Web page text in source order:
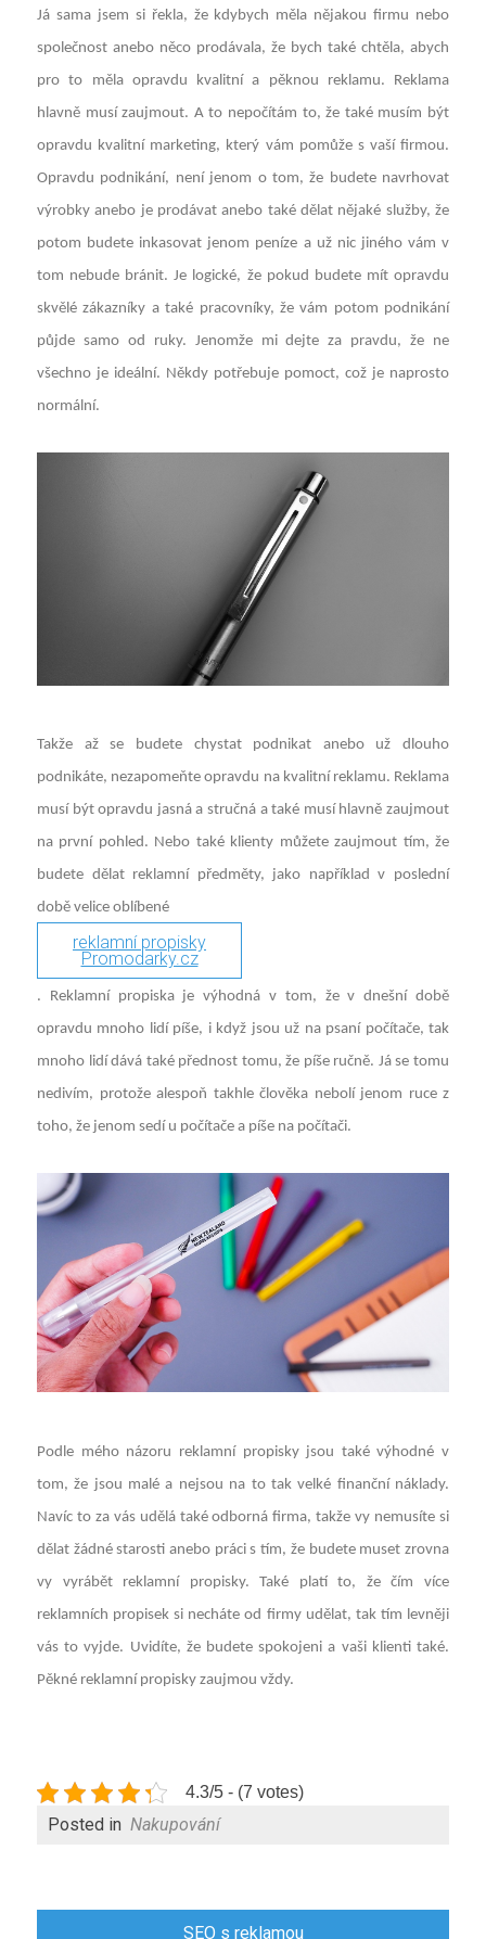
Já sama jsem si řekla, že kdybych měla nějakou firmu nebo
společnost anebo něco prodávala, že bych také chtěla, abych
pro to měla opravdu kvalitní a pěknou reklamu. Reklama
hlavně musí zaujmout. A to nepočítám to, že také musím být
opravdu kvalitní marketing, který vám pomůže s vaší firmou.
Opravdu podnikání, není jenom o tom, že budete navrhovat
výrobky anebo je prodávat anebo také dělat nějaké služby, že
potom budete inkasovat jenom peníze a už nic jiného vám v
tom nebude bránit. Je logické, že pokud budete mít opravdu
skvělé zákazníky a také pracovníky, že vám potom podnikání
půjde samo od ruky. Jenomže mi dejte za pravdu, že ne
všechno je ideální. Někdy potřebuje pomoct, což je naprosto
normální.
Takže až se budete chystat podnikat anebo už dlouho
podnikáte, nezapomeňte opravdu na kvalitní reklamu. Reklama
musí být opravdu jasná a stručná a také musí hlavně zaujmout
na první pohled. Nebo také klienty můžete zaujmout tím, že
budete dělat reklamní předměty, jako například v poslední
době velice oblíbené
reklamní propisky
Promodarky.cz
. Reklamní propiska je výhodná v tom, že v dnešní době
opravdu mnoho lidí píše, i když jsou už na psaní počítače, tak
mnoho lidí dává také přednost tomu, že píše ručně. Já se tomu
nedivím, protože alespoň takhle člověka nebolí jenom ruce z
toho, že jenom sedí u počítače a píše na počítači.
Podle mého názoru reklamní propisky jsou také výhodné v
tom, že jsou malé a nejsou na to tak velké finanční náklady.
Navíc to za vás udělá také odborná firma, takže vy nemusíte si
dělat žádné starosti anebo práci s tím, že budete muset zrovna
vy vyrábět reklamní propisky. Také platí to, že čím více
reklamních propisek si necháte od firmy udělat, tak tím levněji
vás to vyjde. Uvidíte, že budete spokojeni a vaši klienti také.
Pěkné reklamní propisky zaujmou vždy.
4.3/5 - (7 votes)
Posted in Nakupování
SEO s reklamou